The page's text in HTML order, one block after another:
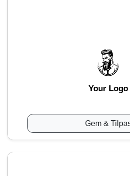
Your Logo
Gem &